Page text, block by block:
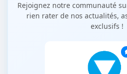
Rejoignez notre communauté
rien rater de nos actualités,
exclusifs !